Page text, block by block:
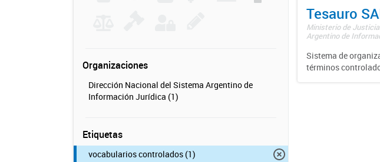
Organizaciones
Dirección Nacional del Sistema Argentino de
Información Jurídica (1)
Etiquetas
vocabularios controlados (1)
Tesauro
Ministerio de
Argentino de
Sistema de
términos